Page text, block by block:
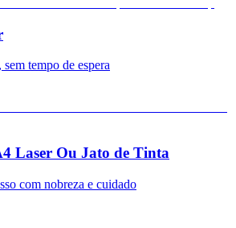
tempo de espera
Laser Ou Jato de Tinta
com nobreza e cuidado